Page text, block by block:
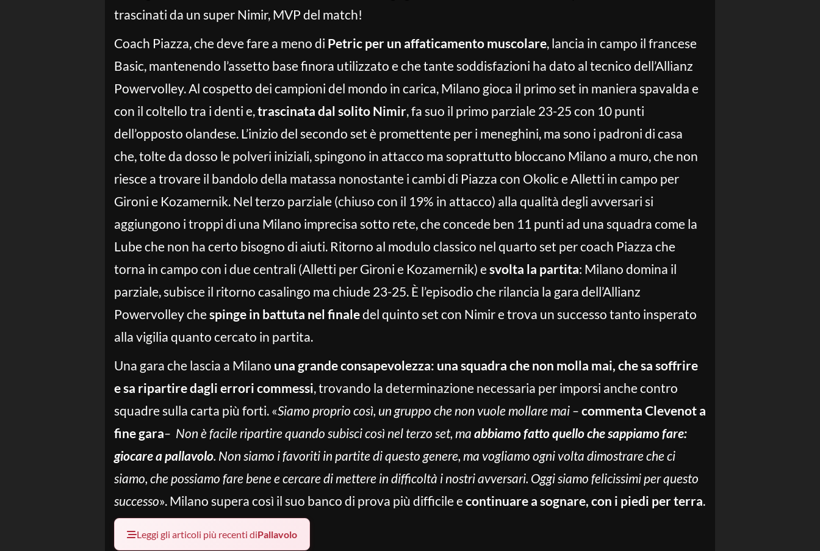
trascinati da un super Nimir, MVP del match!
Coach Piazza, che deve fare a meno di Petric per un affaticamento muscolare, lancia in campo il francese
Basic, mantenendo l’assetto base finora utilizzato e che tante soddisfazioni ha dato al tecnico dell’Allianz
Powervolley. Al cospetto dei campioni del mondo in carica, Milano gioca il primo set in maniera spavalda e
con il coltello tra i denti e,trascinata dal solito Nimir, fa suo il primo parziale 23-25 con 10 punti
dell’opposto olandese. L’inizio del secondo set è promettente per i meneghini, ma sono i padroni di casa
che, tolte da dosso le polveri iniziali, spingono in attacco ma soprattutto bloccano Milano a muro, che non
riesce a trovare il bandolo della matassa nonostante i cambi di Piazza con Okolic e Alletti in campo per
Gironi e Kozamernik. Nel terzo parziale (chiuso con il 19% in attacco) alla qualità degli avversari si
aggiungono i troppi di una Milano imprecisa sotto rete, che concede ben 11 punti ad una squadra come la
Lube che non ha certo bisogno di aiuti. Ritorno al modulo classico nel quarto set per coach Piazza che
torna in campo con i due centrali (Alletti per Gironi e Kozamernik) esvolta la partita: Milano domina il
parziale, subisce il ritorno casalingo ma chiude 23-25. È l’episodio che rilancia la gara dell’Allianz
Powervolley chespinge in battuta nel finaledel quinto set con Nimir e trova un successo tanto insperato
alla vigilia quanto cercato in partita.
Una gara che lascia a Milano una grande consapevolezza: una squadra che non molla mai, che sa soffrire
e sa ripartire dagli errori commessi, trovando la determinazione necessaria per imporsi anche contro
squadre sulla carta più forti. «Siamo proprio così, un gruppo che non vuole mollare mai – commenta Clevenot a
fine gara– Non è facile ripartire quando subisci così nel terzo set, ma abbiamo fatto quello che sappiamo fare:
giocare a pallavolo. Non siamo i favoriti in partite di questo genere, ma vogliamo ogni volta dimostrare che ci
siamo, che possiamo fare bene e cercare di mettere in difficoltà i nostri avversari. Oggi siamo felicissimi per questo
successo». Milano supera così il suo banco di prova più difficile econtinuare a sognare, con i piedi per terra.
Leggi gli articoli più recenti diPallavolo